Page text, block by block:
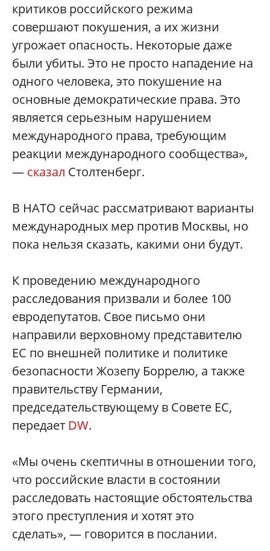
критиков российского режима
совершают покушения, а их жизни
угрожает опасность. Некоторые даже
были убиты. Это не просто нападение на
одного человека, это покушение на
основные демократические права. Это
является серьезным нарушением
международного права, требующим
реакции международного сообщества»,
— сказал Столтенберг.
В НАТО сейчас рассматривают варианты
международных мер против Москвы, но
пока нельзя сказать, какими они будут.
К проведению международного
расследования призвали и более 100
евродепутатов. Свое письмо они
направили верховному представителю
ЕС по внешней политике и политике
безопасности Жозепу Боррелю, а также
правительству Германии,
председательствующему в Совете ЕС,
передает DW.
«Мы очень скептичны в отношении того,
что российские власти в состоянии
расследовать настоящие обстоятельства
этого преступления и хотят это
сделать», — говорится в послании.